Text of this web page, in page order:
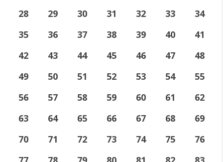
28
29 30 31 32 33
34
35
36 37 38 39 40
41
42
43 44 45 46 47
48
49
50 51 52 53 54
55
56
57 58 59 60 61
62
63
64 65 66 67 68
69
70
71 72 73 74 75
76